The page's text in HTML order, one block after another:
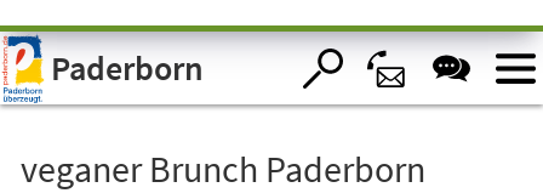
Visuelle
Assistenzsoftware
öffnen.Paderborn
veganer Brunch Paderborn